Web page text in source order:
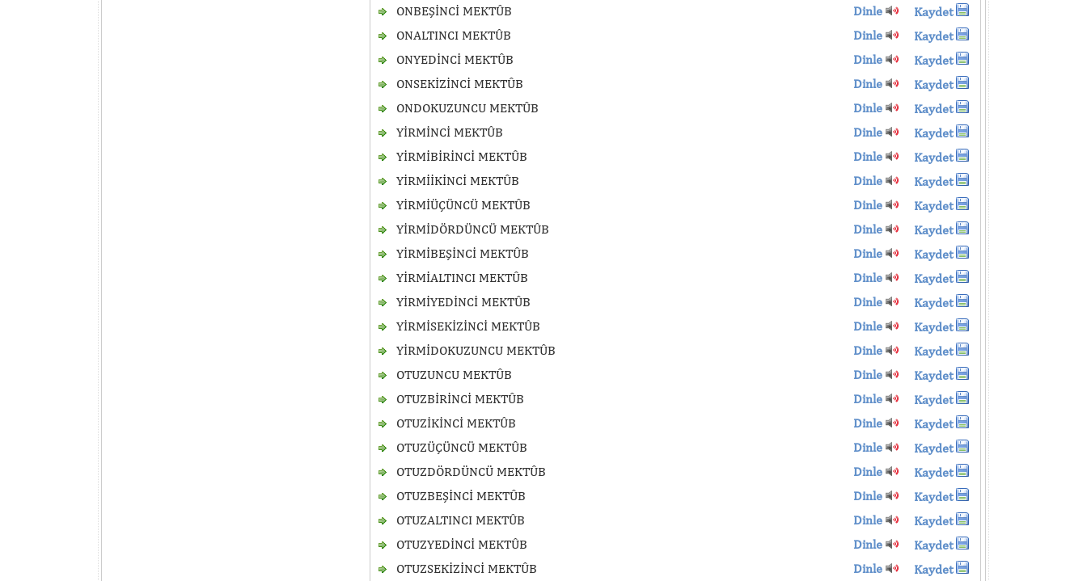
ONBEŞİNCİ MEKTÛB
Dinle
Kaydet
ONALTINCI MEKTÛB
Dinle
Kaydet
ONYEDİNCİ MEKTÛB
Dinle
Kaydet
ONSEKİZİNCİ MEKTÛB
Dinle
Kaydet
ONDOKUZUNCU MEKTÛB
Dinle
Kaydet
YİRMİNCİ MEKTÛB
Dinle
Kaydet
YİRMİBİRİNCİ MEKTÛB
Dinle
Kaydet
YİRMİİKİNCİ MEKTÛB
Dinle
Kaydet
YİRMİÜÇÜNCÜ MEKTÛB
Dinle
Kaydet
YİRMİDÖRDÜNCÜ MEKTÛB
Dinle
Kaydet
YİRMİBEŞİNCİ MEKTÛB
Dinle
Kaydet
YİRMİALTINCI MEKTÛB
Dinle
Kaydet
YİRMİYEDİNCİ MEKTÛB
Dinle
Kaydet
YİRMİSEKİZİNCİ MEKTÛB
Dinle
Kaydet
YİRMİDOKUZUNCU MEKTÛB
Dinle
Kaydet
OTUZUNCU MEKTÛB
Dinle
Kaydet
OTUZBİRİNCİ MEKTÛB
Dinle
Kaydet
OTUZİKİNCİ MEKTÛB
Dinle
Kaydet
OTUZÜÇÜNCÜ MEKTÛB
Dinle
Kaydet
OTUZDÖRDÜNCÜ MEKTÛB
Dinle
Kaydet
OTUZBEŞİNCİ MEKTÛB
Dinle
Kaydet
OTUZALTINCI MEKTÛB
Dinle
Kaydet
OTUZYEDİNCİ MEKTÛB
Dinle
Kaydet
OTUZSEKİZİNCİ MEKTÛB
Dinle
Kaydet